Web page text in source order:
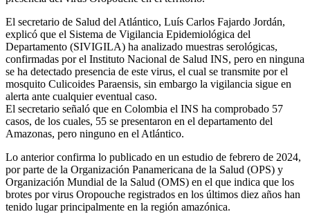
El secretario de Salud del Atlántico, Luís Carlos Fajardo Jordán,
explicó que el Sistema de Vigilancia Epidemiológica del
Departamento (SIVIGILA) ha analizado muestras serológicas,
confirmadas por el Instituto Nacional de Salud INS, pero en ninguna
se ha detectado presencia de este virus, el cual se transmite por el
mosquito Culicoides Paraensis, sin embargo la vigilancia sigue en
alerta ante cualquier eventual caso.
El secretario señaló que en Colombia el INS ha comprobado 57
casos, de los cuales, 55 se presentaron en el departamento del
Amazonas, pero ninguno en el Atlántico.
Lo anterior confirma lo publicado en un estudio de febrero de 2024,
por parte de la Organización Panamericana de la Salud (OPS) y
Organización Mundial de la Salud (OMS) en el que indica que los
brotes por virus Oropouche registrados en los últimos diez años han
tenido lugar principalmente en la región amazónica.